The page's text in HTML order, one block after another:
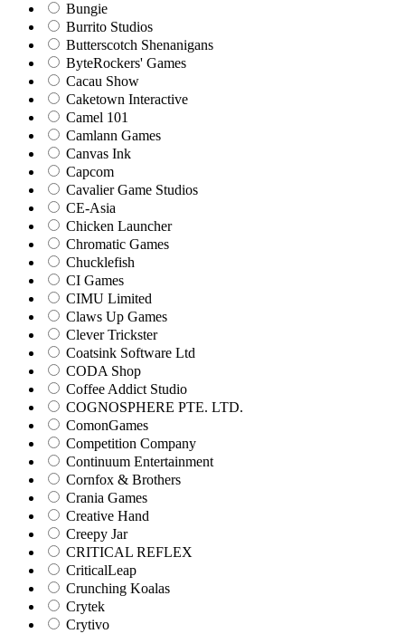
Bungie
Burrito Studios
Butterscotch Shenanigans
ByteRockers' Games
Cacau Show
Caketown Interactive
Camel 101
Camlann Games
Canvas Ink
Capcom
Cavalier Game Studios
CE-Asia
Chicken Launcher
Chromatic Games
Chucklefish
CI Games
CIMU Limited
Claws Up Games
Clever Trickster
Coatsink Software Ltd
CODA Shop
Coffee Addict Studio
COGNOSPHERE PTE. LTD.
ComonGames
Competition Company
Continuum Entertainment
Cornfox & Brothers
Crania Games
Creative Hand
Creepy Jar
CRITICAL REFLEX
CriticalLeap
Crunching Koalas
Crytek
Crytivo